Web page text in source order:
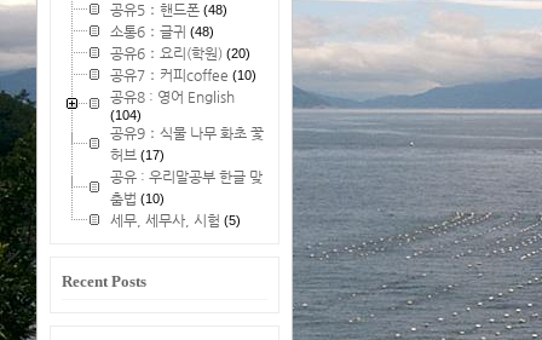
공유5：핸드폰 (48)
소통6：글귀 (48)
공유6：요리(학원) (20)
공유7：커피coffee (10)
공유8 : 영어 English
(104)
공유9：식물 나무 화초 꽃
허브 (17)
공유 : 우리말공부 한글 맞
춤법 (10)
세무, 세무사, 시험 (5)
Recent Posts